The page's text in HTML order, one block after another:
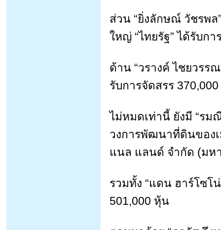
ส่วน “ยิ่งลักษณ์ วัชรพ
ใหญ่ “ไทยรัฐ” ได้รับก
ด้าน “วรางค์ ไชยวรร
รับการจัดสรร
ไม่หมดเท่านี้ ยังมี “รม
วงการพัฒนาที่ดินของ
แนล แลนด์ จำกัด (มห
รวมทั้ง “แดน ฮาร์โซโ
501,000 หุ้น